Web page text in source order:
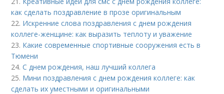
как сделать поздравление в прозе оригинальным
22. Искренние слова поздравления с днем рождения
коллеге-женщине: как выразить теплоту и уважение
23. Какие современные спортивные сооружения есть в
Тюмени
24.С днем рождения, наш лучший коллега
25. Мини поздравления с днем рождения коллеге: как
сделать их уместными и оригинальными